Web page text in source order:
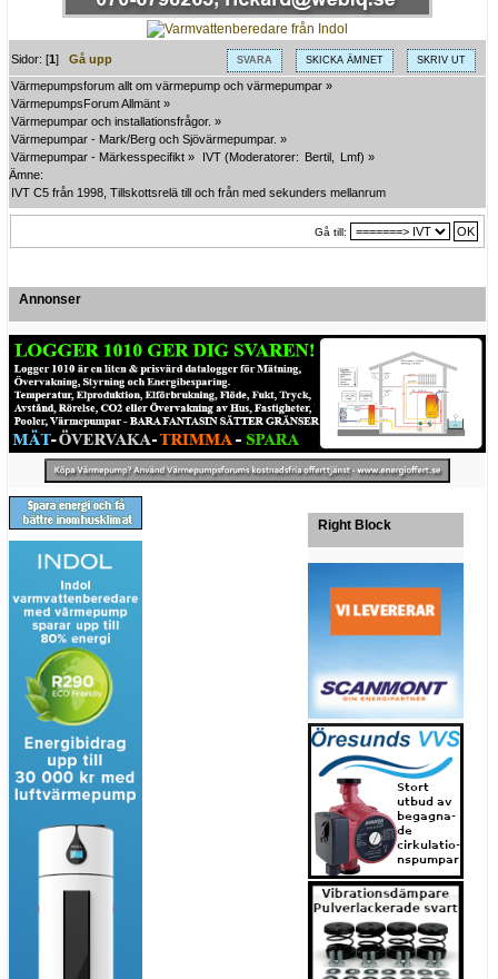
SVARA SKICKA ÄMNET SKRIV UT
Sidor: [1]Gå upp
Värmepumpsforum allt om värmepump och värmepumpar »
VärmepumpsForum Allmänt »
Värmepumpar och installationsfrågor. »
Värmepumpar - Mark/Berg och Sjövärmepumpar. »
Värmepumpar - Märkesspecifikt » IVT (Moderatorer: Bertil Lmf) »
Ämne:
IVT C5 från 1998, Tillskottsrelä till och från med sekunders mellanrum
Gå till:
Annonser
Right Block